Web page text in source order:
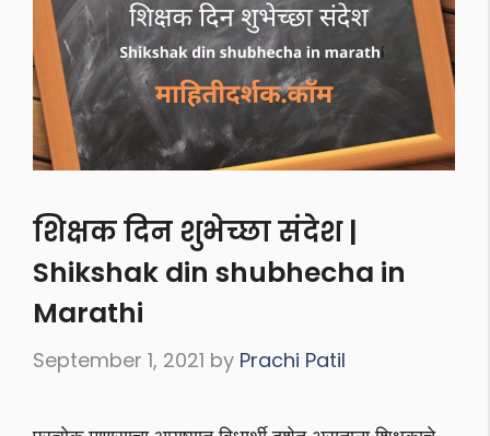
शिक्षक दिन शुभेच्छा संदेश |
Shikshak din shubhecha in
Marathi
September 1, 2021 by Prachi Patil